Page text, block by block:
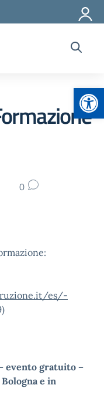
0
es/-
evento gratuito –
e in